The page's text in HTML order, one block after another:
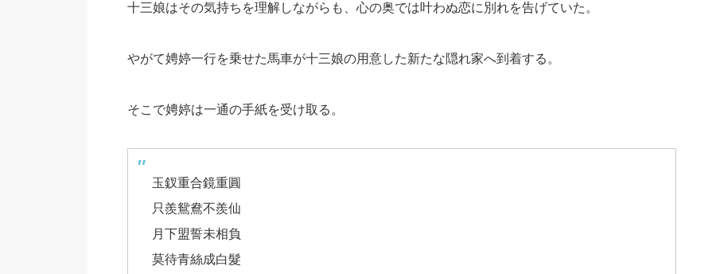
十三娘はその気持ちを理解しながらも、心の奥では叶わぬ恋に別れを告げていた。
やがて娉婷一行を乗せた馬車が十三娘の用意した新たな隠れ家へ到着する。
そこで娉婷は一通の手紙を受け取る。
玉釵重合鏡重圓
只羨鴛鴦不羨仙
月下盟誓未相負
莫待青絲成白髮